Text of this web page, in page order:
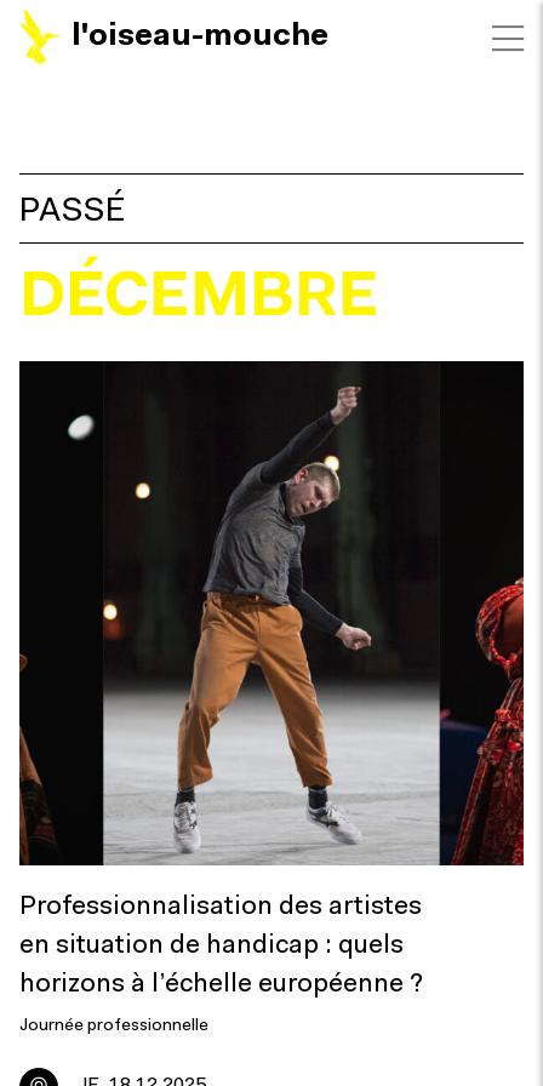
l'oiseau-mouche
FILTRES
PASSÉ
DÉCEMBRE
Professionnalisation des artistes
en situation de handicap : quels
horizons à l’échelle européenne ?
Journée professionnelle